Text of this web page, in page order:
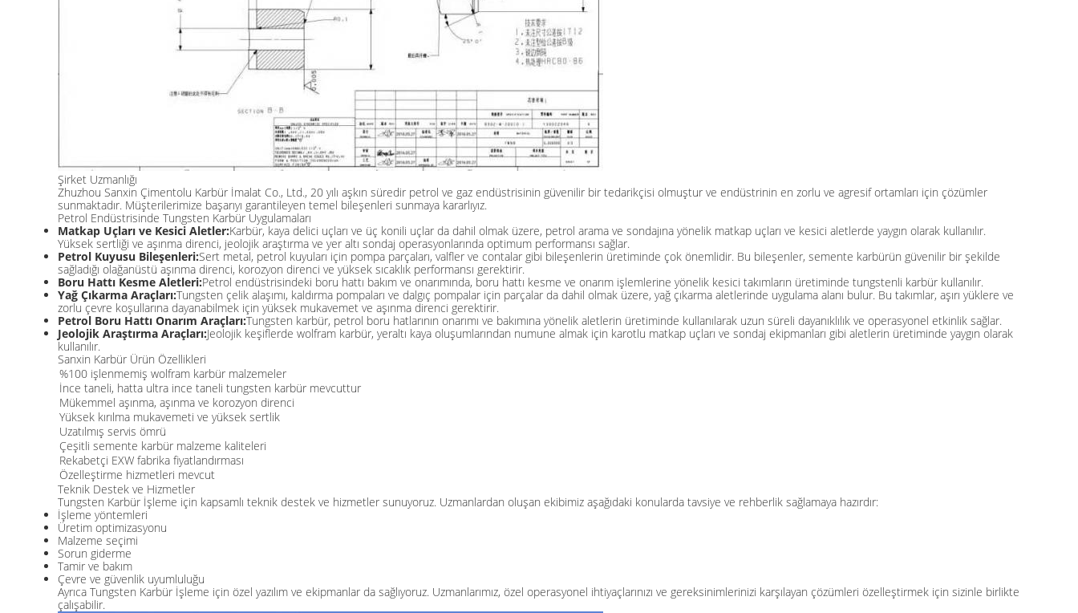
Şirket Uzmanlığı
Zhuzhou Sanxin Çimentolu Karbür İmalat Co., Ltd., 20 yılı aşkın süredir petrol ve gaz endüstrisinin güvenilir bir tedarikçisi olmuştur ve endüstrinin en zorlu ve agresif ortamları için çözümler
sunmaktadır. Müşterilerimize başarıyı garantileyen temel bileşenleri sunmaya kararlıyız.
Petrol Endüstrisinde Tungsten Karbür Uygulamaları
Matkap Uçları ve Kesici Aletler:Karbür, kaya delici uçları ve üç konili uçlar da dahil olmak üzere, petrol arama ve sondajına yönelik matkap uçları ve kesici aletlerde yaygın olarak kullanılır.
Yüksek sertliği ve aşınma direnci, jeolojik araştırma ve yer altı sondaj operasyonlarında optimum performansı sağlar.
Petrol Kuyusu Bileşenleri:Sert metal, petrol kuyuları için pompa parçaları, valfler ve contalar gibi bileşenlerin üretiminde çok önemlidir. Bu bileşenler, semente karbürün güvenilir bir şekilde
sağladığı olağanüstü aşınma direnci, korozyon direnci ve yüksek sıcaklık performansı gerektirir.
Boru Hattı Kesme Aletleri:Petrol endüstrisindeki boru hattı bakım ve onarımında, boru hattı kesme ve onarım işlemlerine yönelik kesici takımların üretiminde tungstenli karbür kullanılır.
Yağ Çıkarma Araçları:Tungsten çelik alaşımı, kaldırma pompaları ve dalgıç pompalar için parçalar da dahil olmak üzere, yağ çıkarma aletlerinde uygulama alanı bulur. Bu takımlar, aşırı yüklere ve
zorlu çevre koşullarına dayanabilmek için yüksek mukavemet ve aşınma direnci gerektirir.
Petrol Boru Hattı Onarım Araçları:Tungsten karbür, petrol boru hatlarının onarımı ve bakımına yönelik aletlerin üretiminde kullanılarak uzun süreli dayanıklılık ve operasyonel etkinlik sağlar.
Jeolojik Araştırma Araçları:Jeolojik keşiflerde wolfram karbür, yeraltı kaya oluşumlarından numune almak için karotlu matkap uçları ve sondaj ekipmanları gibi aletlerin üretiminde yaygın olarak
kullanılır.
Sanxin Karbür Ürün Özellikleri
%100 işlenmemiş wolfram karbür malzemeler
İnce taneli, hatta ultra ince taneli tungsten karbür mevcuttur
Mükemmel aşınma, aşınma ve korozyon direnci
Yüksek kırılma mukavemeti ve yüksek sertlik
Uzatılmış servis ömrü
Çeşitli semente karbür malzeme kaliteleri
Rekabetçi EXW fabrika fiyatlandırması
Özelleştirme hizmetleri mevcut
Teknik Destek ve Hizmetler
Tungsten Karbür İşleme için kapsamlı teknik destek ve hizmetler sunuyoruz. Uzmanlardan oluşan ekibimiz aşağıdaki konularda tavsiye ve rehberlik sağlamaya hazırdır:
İşleme yöntemleri
Üretim optimizasyonu
Malzeme seçimi
Sorun giderme
Tamir ve bakım
Çevre ve güvenlik uyumluluğu
Ayrıca Tungsten Karbür İşleme için özel yazılım ve ekipmanlar da sağlıyoruz. Uzmanlarımız, özel operasyonel ihtiyaçlarınızı ve gereksinimlerinizi karşılayan çözümleri özelleştirmek için sizinle birlikte
çalışabilir.